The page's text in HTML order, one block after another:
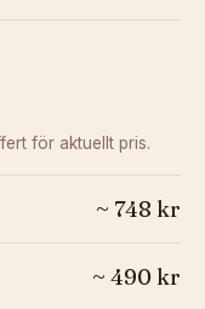
för aktuellt pris.
~ 748 kr
~ 490 kr